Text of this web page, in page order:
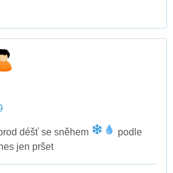
déšť se sněhem
podle
jen pršet